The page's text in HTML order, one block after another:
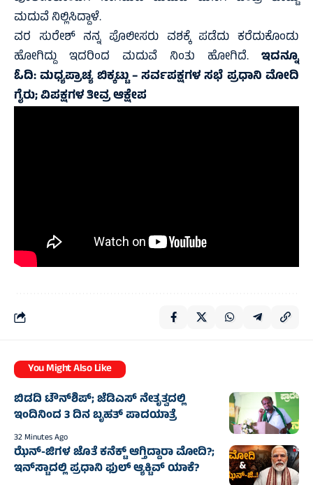
ಮದುವೆ ನಿಲ್ಲಿಸಿದ್ದಾಳೆ.
ವರ ಸುರೇಶ್ ನನ್ನ ಪೊಲೀಸರು ವಶಕ್ಕೆ ಪಡೆದು ಕರೆದುಕೊಂಡು
ಹೋಗಿದ್ದು ಇದರಿಂದ ಮದುವೆ ನಿಂತು ಹೋಗಿದೆ. ಇದನ್ನೂ
ಓದಿ:ಮಧ್ಯಪ್ರಾಚ್ಯ ಬಿಕ್ಕಟ್ಟು – ಸರ್ವಪಕ್ಷಗಳ ಸಭೆ ಪ್ರಧಾನಿ ಮೋದಿ
ಗೈರು; ವಿಪಕ್ಷಗಳ ತೀವ್ರ ಆಕ್ಷೇಪ
You Might Also Like
ಬಿಡದಿ ಟೌನ್‌ಶಿಪ್‌; ಜೆಡಿಎಸ್‌ ನೇತೃತ್ವದಲ್ಲಿ
ಇಂದಿನಿಂದ 3 ದಿನ ಬೃಹತ್‌ ಪಾದಯಾತ್ರೆ
32 Minutes Ago
ಝೆನ್‌-ಜಿಗಳ ಜೊತೆ ಕನೆಕ್ಟ್‌ ಆಗ್ತಿದ್ದಾರಾ ಮೋದಿ?;
ಇನ್‌ಸ್ಟಾದಲ್ಲಿ ಪ್ರಧಾನಿ ಫುಲ್‌ ಆ್ಯಕ್ಟಿವ್‌ ಯಾಕೆ?